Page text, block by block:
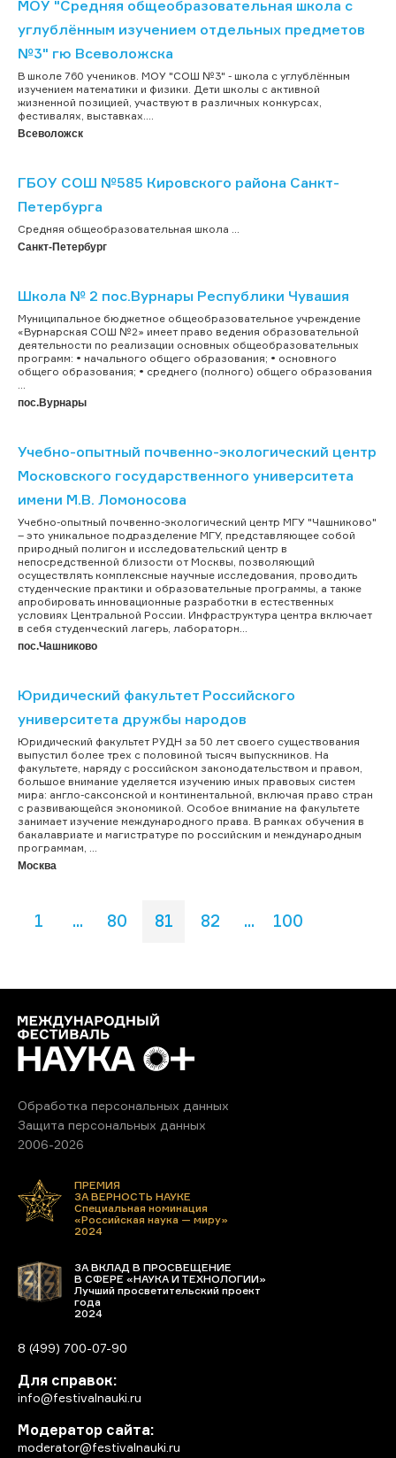
МОУ "Средняя общеобразовательная школа с
углублённым изучением отдельных предметов
№3" гю Всеволожска
В школе 760 учеников. МОУ "СОШ №3" - школа с углублённым
изучением математики и физики. Дети школы с активной
жизненной позицией, участвуют в различных конкурсах,
фестивалях, выставках....
Всеволожск
ГБОУ СОШ №585 Кировского района Санкт-
Петербурга
Средняя общеобразовательная школа ...
Санкт-Петербург
Школа № 2 пос.Вурнары Республики Чувашия
Муниципальное бюджетное общеобразовательное учреждение
«Вурнарская СОШ №2» имеет право ведения образовательной
деятельности по реализации основных общеобразовательных
программ: • начального общего образования; • основного
общего образования; • среднего (полного) общего образования
пос.Вурнары
Учебно-опытный почвенно-экологический центр
Московского государственного университета
имени М.В. Ломоносова
Учебно-опытный почвенно-экологический центр МГУ "Чашниково"
– это уникальное подразделение МГУ, представляющее собой
природный полигон и исследовательский центр в
непосредственной близости от Москвы, позволяющий
осуществлять комплексные научные исследования, проводить
студенческие практики и образовательные программы, а также
апробировать инновационные разработки в естественных
условиях Центральной России. Инфраструктура центра включает
в себя студенческий лагерь, лабораторн...
пос.Чашниково
Юридический факультет Российского
университета дружбы народов
Юридический факультет РУДН за 50 лет своего существования
выпустил более трех с половиной тысяч выпускников. На
факультете, наряду с российском законодательством и правом,
большое внимание уделяется изучению иных правовых систем
мира: англо-саксонской и континентальной, включая право стран
с развивающейся экономикой. Особое внимание на факультете
занимает изучение международного права. В рамках обучения в
бакалавриате и магистратуре по российским и международным
программам, ...
Москва
1 ... 80 81 82 ... 100
Обработка персональных данных
Защита персональных данных
2006-2026
ПРЕМИЯ
ЗА ВЕРНОСТЬ НАУКЕ
Специальная номинация
«Российская наука — миру»
2024
ЗА ВКЛАД В ПРОСВЕЩЕНИЕ
В СФЕРЕ «НАУКА И ТЕХНОЛОГИИ»
Лучший просветительский проект
года
2024
8 (499) 700-07-90
Для справок:
info@festivalnauki.ru
Модератор сайта:
moderator@festivalnauki.ru